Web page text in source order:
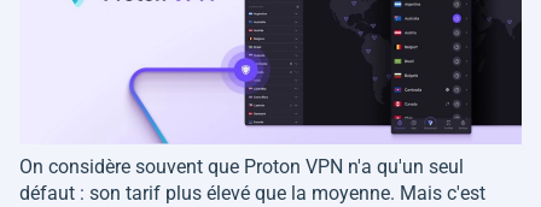
On considère souvent que Proton VPN n'a qu'un seul
défaut : son tarif plus élevé que la moyenne. Mais c'est